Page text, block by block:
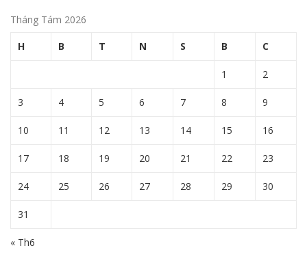
Tháng Tám 2026
H B T N S B C
1 2
3 4 5 6 7 8 9
10 11 12 13 14 15 16
17 18 19 20 21 22 23
24 25 26 27 28 29 30
31
« Th6